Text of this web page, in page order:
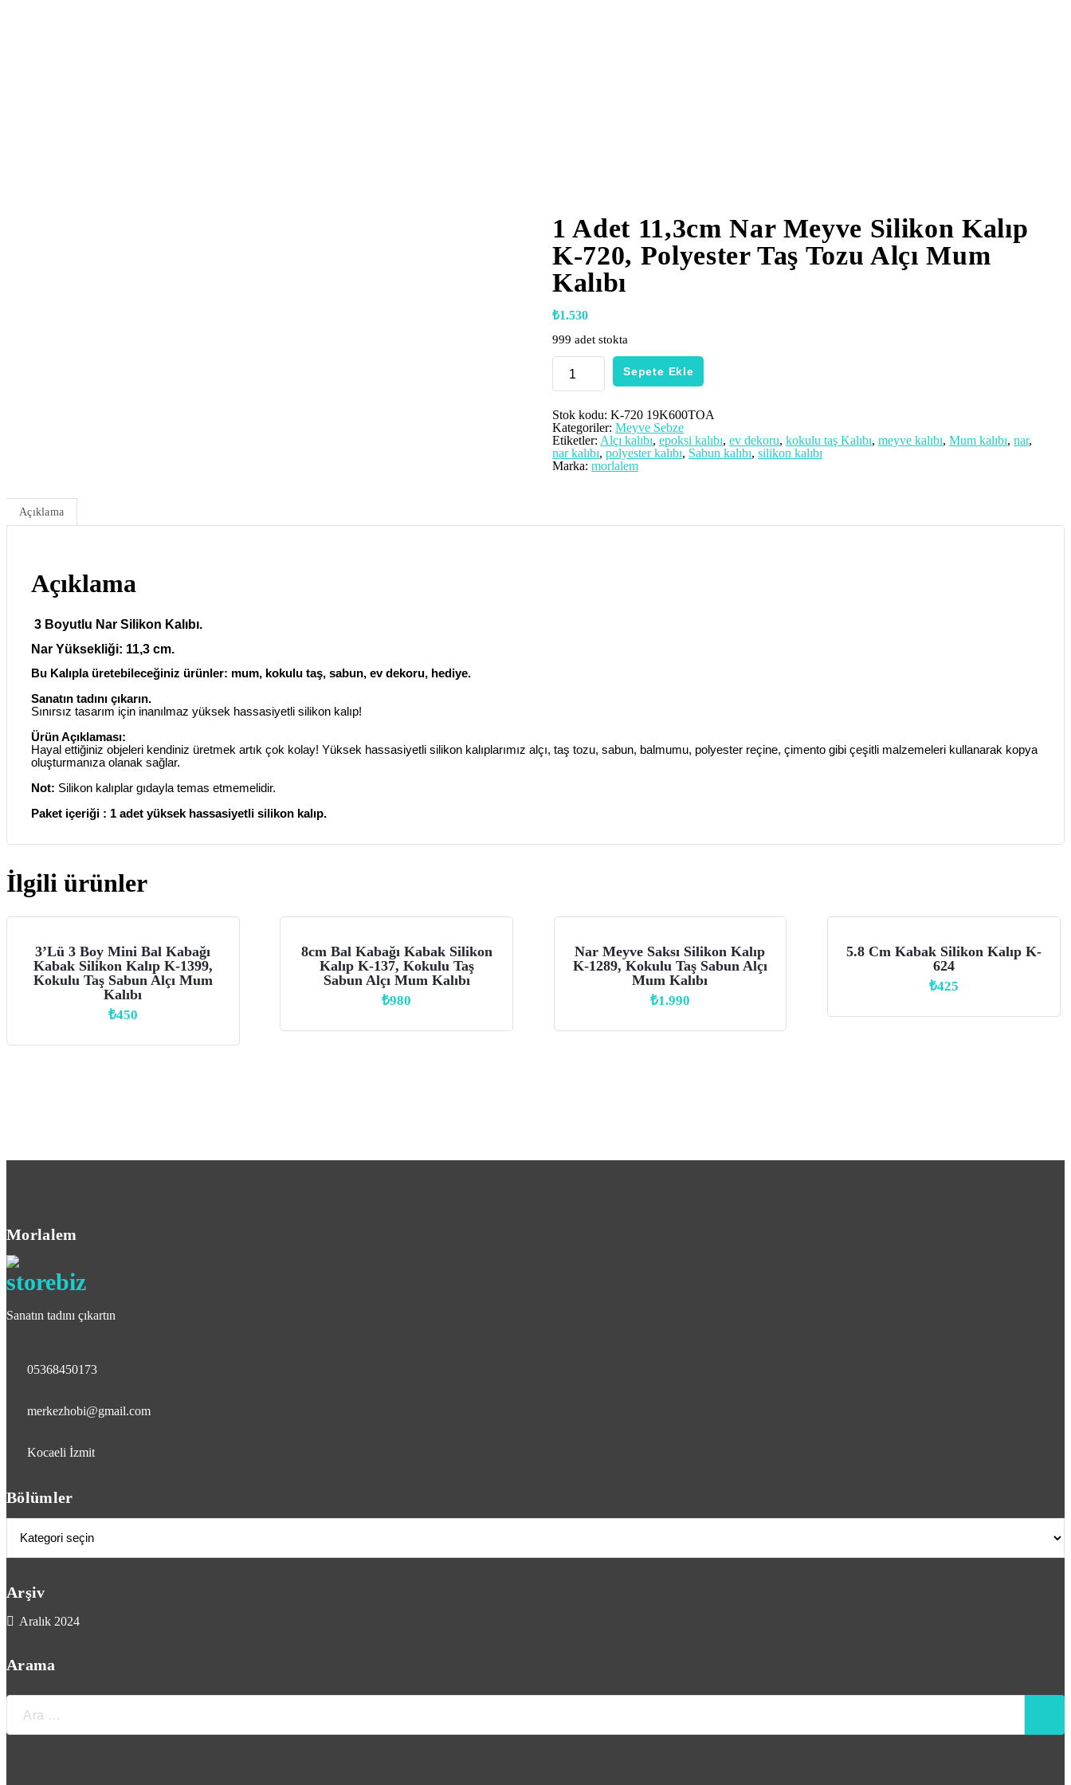
1 Adet 11,3cm Nar Meyve Silikon Kalıp
K-720, Polyester Taş Tozu Alçı Mum
Kalıbı
₺1.530
999 adet stokta
1
Adet
11,3cm
Meyve
Silikon
Kalıp
K-
720,
Polyester
Mum
Sepete Ekle
Stok kodu:K-720 19K600TOA
Kategoriler:Meyve Sebze
Etiketler: Alçı kalıbı,epoksi kalıbı,ev dekoru,kokulu taş Kalıbı,meyve kalıbı,Mum kalıbı,nar,
nar kalıbı,polyester kalıbı, Sabun kalıbı,silikon kalıbı
Marka:morlalem
Açıklama
Açıklama
3 Boyutlu Nar Silikon Kalıbı.
Nar Yüksekliği: 11,3 cm.
Bu Kalıpla üretebileceğiniz ürünler: mum, kokulu taş, sabun, ev dekoru, hediye.
Sanatın tadını çıkarın.
Sınırsız tasarım için inanılmaz yüksek hassasiyetli silikon kalıp!
Ürün Açıklaması:
Hayal ettiğiniz objeleri kendiniz üretmek artık çok kolay! Yüksek hassasiyetli silikon kalıplarımız alçı, taş tozu, sabun, balmumu, polyester reçine, çimento gibi çeşitli malzemeleri kullanarak kopya
oluşturmanıza olanak sağlar.
Not: Silikon kalıplar gıdayla temas etmemelidir.
Paket içeriği : 1 adet yüksek hassasiyetli silikon kalıp.
İlgili ürünler
3’lü 3 Boy Mini Bal Kabağı
Kabak Silikon Kalıp K-1399,
Kokulu Taş Sabun Alçı Mum
Kalıbı
₺450
8cm Bal Kabağı Kabak Silikon
Kalıp K-137, Kokulu Taş
Sabun Alçı Mum Kalıbı
₺980
Nar Meyve Saksı Silikon Kalıp
K-1289, Kokulu Taş Sabun Alçı
Mum Kalıbı
₺1.990
5.8 Cm Kabak Silikon Kalıp K-
624
₺425
Morlalem
Sanatın tadını çıkartın
05368450173
merkezhobi@gmail.com
Kocaeli İzmit
Bölümler
Bölümler
Arşiv
Aralık 2024
Arama
Ara: